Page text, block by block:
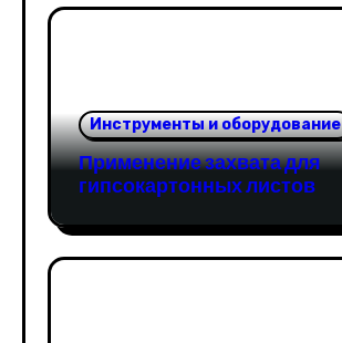
Инструменты и оборудование
Применение захвата для
гипсокартонных листов